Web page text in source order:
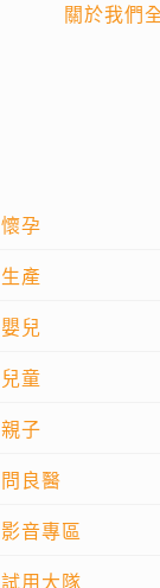
懷孕
生產
嬰兒
兒童
親子
問良醫
影音專區
試用大隊
關於我們